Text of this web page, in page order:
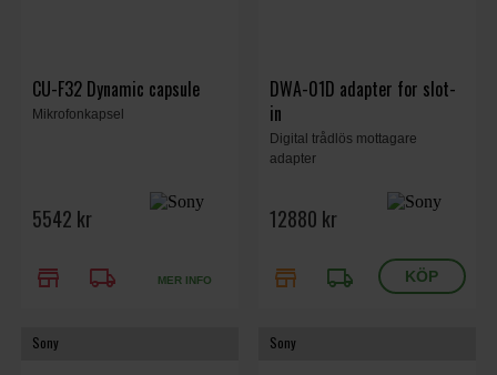
CU-F32 Dynamic capsule
Mikrofonkapsel
5542 kr
store local_shipping MER INFO
DWA-01D adapter for slot-
in
Digital trådlös mottagare
adapter
12880 kr
store local_shipping
Sony Sony